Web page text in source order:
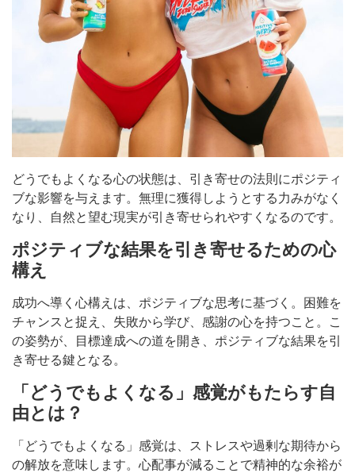
どうでもよくなる心の状態は、引き寄せの法則にポジティ
ブな影響を与えます。無理に獲得しようとする力みがなく
なり、自然と望む現実が引き寄せられやすくなるのです。
ポジティブな結果を引き寄せるための心
構え
成功へ導く心構えは、ポジティブな思考に基づく。困難を
チャンスと捉え、失敗から学び、感謝の心を持つこと。こ
の姿勢が、目標達成への道を開き、ポジティブな結果を引
き寄せる鍵となる。
「どうでもよくなる」感覚がもたらす自
由とは？
「どうでもよくなる」感覚は、ストレスや過剰な期待から
の解放を意味します。心配事が減ることで精神的な余裕が